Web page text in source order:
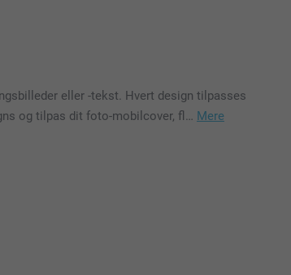
eller -tekst. Hvert design tilpasses
og tilpas dit foto-mobilcover, fl… Mere